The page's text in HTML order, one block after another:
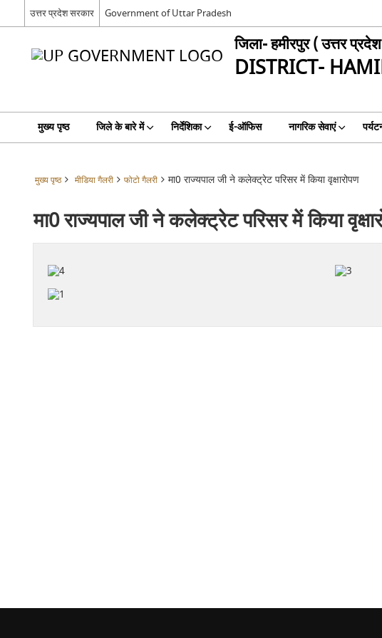
उत्तर प्रदेश सरकार Government of Uttar Pradesh
जिला- हमीरपुर ( उत्तर
DISTRICT-
मुख्य पृष्ठ जिले के बारे में निर्देशिका ई-ऑफिस नागरिक सेवाएं
मुख्य पृष्ठ मीडिया गैलरी फोटो गैलरी मा0 राज्यपाल जी ने कलेक्ट्रेट परिसर में किया वृक्षारोपण
मा0 राज्यपाल जी ने कलेक्ट्रेट परिसर में किया